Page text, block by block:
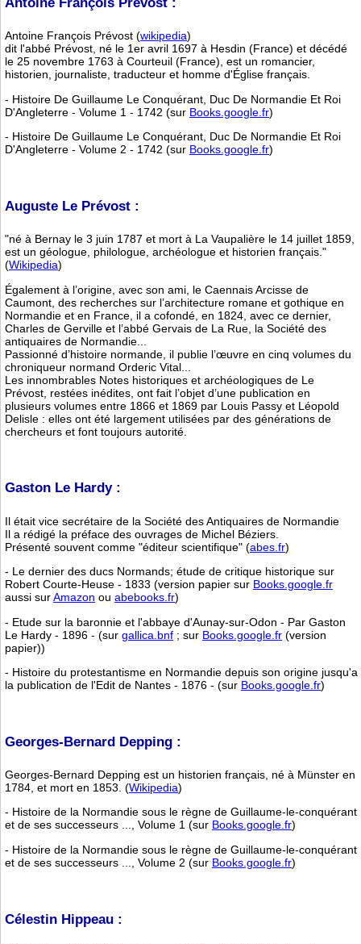
Antoine François Prévost (wikipedia)
dit l'abbé Prévost, né le 1er avril 1697 à Hesdin (France) et décédé
le 25 novembre 1763 à Courteuil (France), est un romancier,
historien, journaliste, traducteur et homme d'Église français.
- Histoire De Guillaume Le Conquérant, Duc De Normandie Et Roi
D'Angleterre - Volume 1 - 1742 (sur Books.google.fr)
- Histoire De Guillaume Le Conquérant, Duc De Normandie Et Roi
D'Angleterre - Volume 2 - 1742 (sur Books.google.fr)
Auguste Le Prévost :
"né à Bernay le 3 juin 1787 et mort à La Vaupalière le 14 juillet 1859,
est un géologue, philologue, archéologue et historien français."
(Wikipedia)
Également à l’origine, avec son ami, le Caennais Arcisse de
Caumont, des recherches sur l’architecture romane et gothique en
Normandie et en France, il a cofondé, en 1824, avec ce dernier,
Charles de Gerville et l’abbé Gervais de La Rue, la Société des
antiquaires de Normandie...
Passionné d’histoire normande, il publie l’œuvre en cinq volumes du
chroniqueur normand Orderic Vital...
Les innombrables Notes historiques et archéologiques de Le
Prévost, restées inédites, ont fait l’objet d’une publication en
plusieurs volumes entre 1866 et 1869 par Louis Passy et Léopold
Delisle : elles ont été largement utilisées par des générations de
chercheurs et font toujours autorité.
Gaston Le Hardy :
Il était vice secrétaire de la Société des Antiquaires de Normandie
Il a rédigé la préface des ouvrages de Michel Béziers.
Présenté souvent comme "éditeur scientifique" (abes.fr)
- Le dernier des ducs Normands; étude de critique historique sur
Robert Courte-Heuse - 1833 (version papier sur Books.google.fr
aussi surAmazon ou abebooks.fr)
- Etude sur la baronnie et l'abbaye d'Aunay-sur-Odon - Par Gaston
Le Hardy - 1896 - (sur gallica.bnf ; sur Books.google.fr (version
papier))
- Histoire du protestantisme en Normandie depuis son origine jusqu'a
la publication de l'Edit de Nantes - 1876 - (sur Books.google.fr)
Georges-Bernard Depping :
Georges-Bernard Depping est un historien français, né à Münster en
1784, et mort en 1853. (Wikipedia)
- Histoire de la Normandie sous le règne de Guillaume-le-conquérant
et de ses successeurs ..., Volume 1 (sur Books.google.fr)
- Histoire de la Normandie sous le règne de Guillaume-le-conquérant
et de ses successeurs ..., Volume 2 (sur Books.google.fr)
Célestin Hippeau :